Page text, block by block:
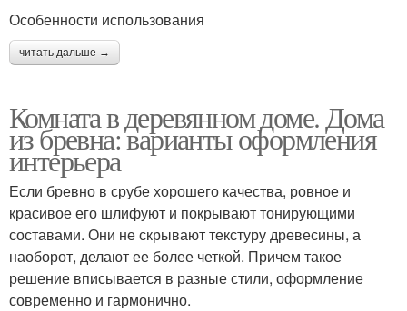
Особенности использования
читать дальше →
Комната в деревянном доме. Дома
из бревна: варианты оформления
интерьера
Если бревно в срубе хорошего качества, ровное и
красивое его шлифуют и покрывают тонирующими
составами. Они не скрывают текстуру древесины, а
наоборот, делают ее более четкой. Причем такое
решение вписывается в разные стили, оформление
современно и гармонично.